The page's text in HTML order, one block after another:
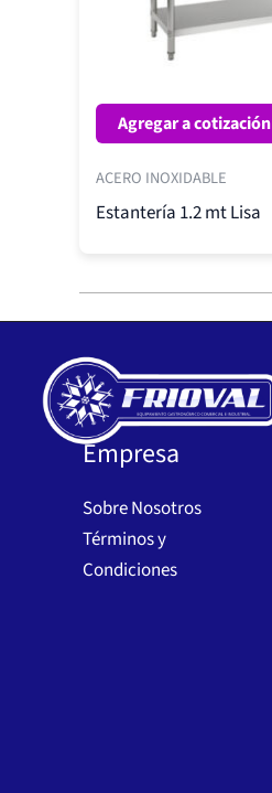
Agregar a cotización
ACERO INOXIDABLE
Estantería 1.2 mt Lisa
Empresa
Sobre Nosotros
Términos y
Condiciones